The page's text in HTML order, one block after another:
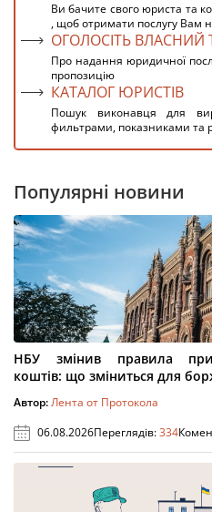
Ви бачите свого юриста та
, щоб отримати послугу Вам
ОГОЛОСІТЬ ВЛАСНИЙ
Про надання юридичної
пропозицію
КАТАЛОГ ЮРИСТІВ
Пошук виконавця для
фильтрами, показниками та
Популярні новини
НБУ змінив правила
коштів: що зміниться для
Автор:Лента от Протокола
06.08.2026Переглядів:334